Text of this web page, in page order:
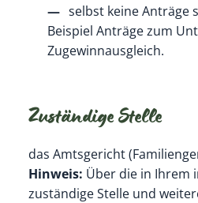
selbst keine Anträge
Beispiel Anträge zum
Zugewinnausgleich.
Zuständige Stelle
das Amtsgericht
Hinweis: Über die in Ihrem
zuständige Stelle und